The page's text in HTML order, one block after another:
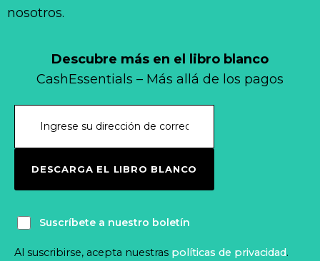
Descubre más en el libro blanco
CashEssentials – Más allá de los pagos
DESCARGA EL LIBRO BLANCO
Suscríbete a nuestro boletín
Al suscribirse, acepta nuestras políticas de privacidad.
nosotros.